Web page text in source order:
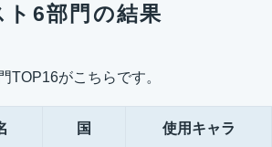
6部門の結果
TOP16がこちらです。
国 使用キャラ